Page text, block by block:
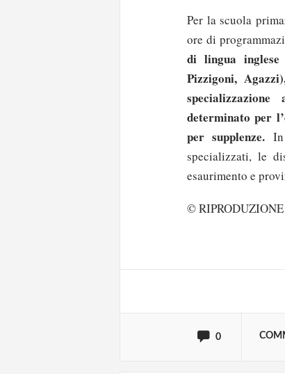
Per la scuola
ore di
di lingua inglese
Pizzigoni,
specializzazione
determinato per
per supplenze.
specializzati, le
esaurimento e
©
0